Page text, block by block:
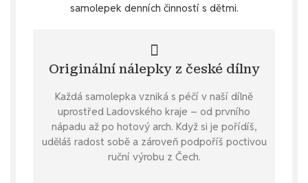
samolepek denních činností s dětmi.
Originální nálepky z české dílny
Každá samolepka vzniká s péčí v naší dílně
uprostřed Ladovského kraje – od prvního
nápadu až po hotový arch. Když si je pořídíš,
uděláš radost sobě a zároveň podpoříš poctivou
ruční výrobu z Čech.